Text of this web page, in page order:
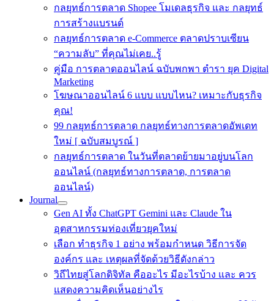
กลยุทธ์การตลาด Shopee โมเดลธุรกิจ และ กลยุทธ์
การสร้างแบรนด์
กลยุทธ์การตลาด e-Commerce ตลาดปราบเซียน
“ความลับ” ที่คุณไม่เคย..รู้
คู่มือ การตลาดออนไลน์ ฉบับพกพา ตำรา ยุค Digital
Marketing
โฆษณาออนไลน์ 6 แบบ แบบไหน? เหมาะกับธุรกิจ
คุณ!
99 กลยุทธ์การตลาด กลยุทธ์ทางการตลาดอัพเดท
ใหม่ [ ฉบับสมบูรณ์ ]
กลยุทธ์การตลาด ในวันที่ตลาดย้ายมาอยู่บนโลก
ออนไลน์ (กลยุทธ์ทางการตลาด, การตลาด
ออนไลน์)
Journal
Gen AI ทั้ง ChatGPT Gemini และ Claude ใน
อุตสาหกรรมท่องเที่ยวยุคใหม่
เลือก ทำธุรกิจ 1 อย่าง พร้อมกำหนด วิธีการจัด
องค์กร และ เหตุผลที่จัดด้วยวิธีดังกล่าว
วิถีไทยสู่โลกดิจิทัล คืออะไร มีอะไรบ้าง และ ควร
แสดงความคิดเห็นอย่างไร